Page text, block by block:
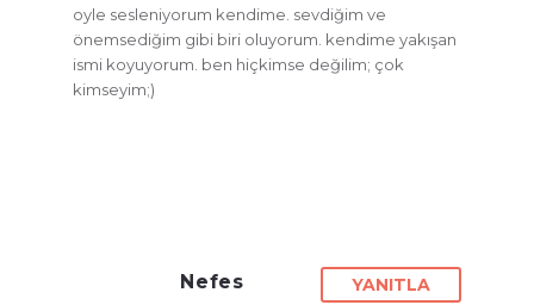
oyle sesleniyorum kendime. sevdiğim ve
önemsediğim gibi biri oluyorum. kendime yakışan
ismi koyuyorum. ben hiçkimse değilim; çok
kimseyim;)
Nefes YANITLA